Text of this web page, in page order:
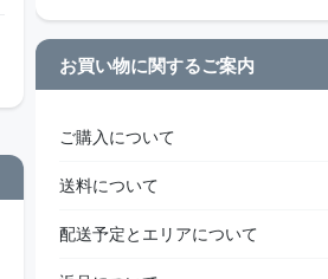
お買い物に関するご案内
ご購入について
送料について
配送予定とエリアについて